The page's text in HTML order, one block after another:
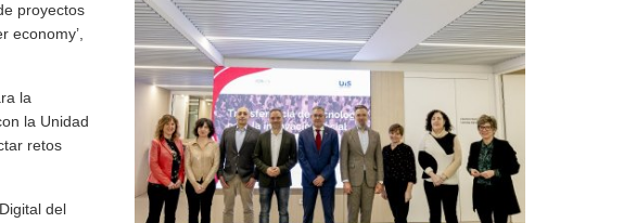
proyectos
economy’,
la
la Unidad
retos
del